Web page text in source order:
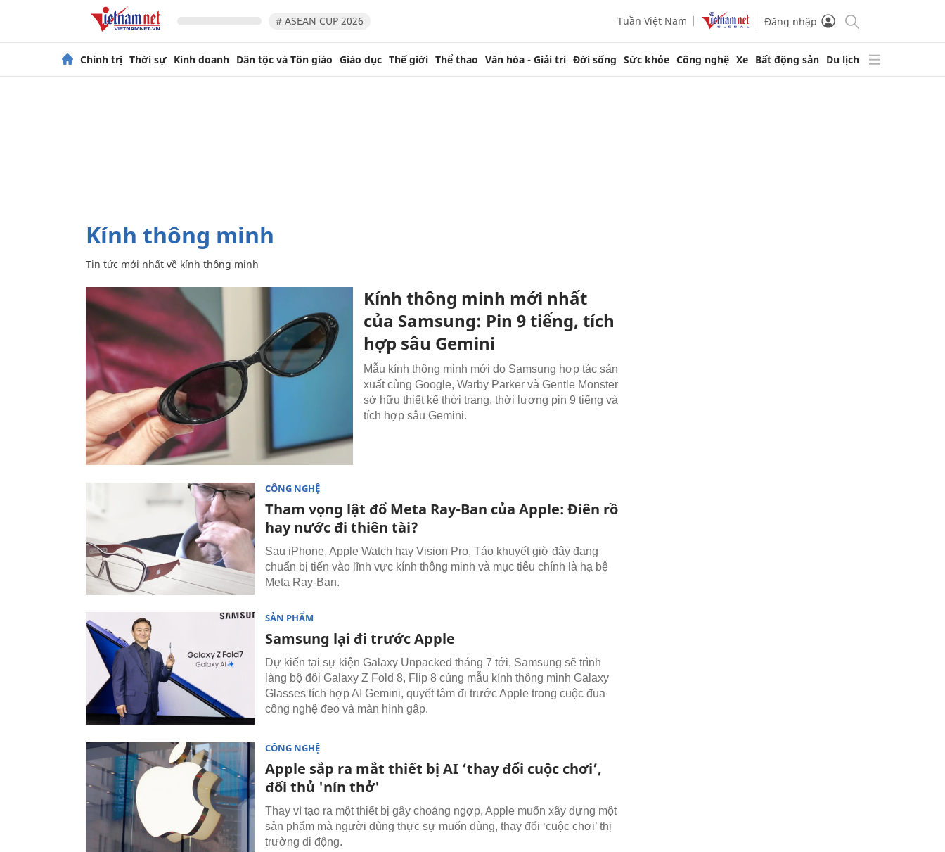
# ASEAN CUP 2026 Tuần Việt Nam Đăng nhập
Chính trị Thời sự Kinh doanh Dân tộc và Tôn giáo Giáo dục Thế giới Thể thao Văn hóa - Giải trí Đời sống Sức khỏe Công nghệ Xe Bất động sản Du lịch
kính thông minh
Tin tức mới nhất về kính thông minh
Kính thông minh mới nhất
của Samsung: Pin 9 tiếng, tích
hợp sâu Gemini
Mẫu kính thông minh mới do Samsung hợp tác sản
xuất cùng Google, Warby Parker và Gentle Monster
sở hữu thiết kế thời trang, thời lượng pin 9 tiếng và
tích hợp sâu Gemini.
CÔNG NGHỆ
Tham vọng lật đổ Meta Ray-Ban của Apple: Điên rồ
hay nước đi thiên tài?
Sau iPhone, Apple Watch hay Vision Pro, Táo khuyết giờ đây đang
chuẩn bị tiến vào lĩnh vực kính thông minh và mục tiêu chính là hạ bệ
Meta Ray-Ban.
SẢN PHẨM
Samsung lại đi trước Apple
Dự kiến tại sự kiện Galaxy Unpacked tháng 7 tới, Samsung sẽ trình
làng bộ đôi Galaxy Z Fold 8, Flip 8 cùng mẫu kính thông minh Galaxy
Glasses tích hợp AI Gemini, quyết tâm đi trước Apple trong cuộc đua
công nghệ đeo và màn hình gập.
CÔNG NGHỆ
Apple sắp ra mắt thiết bị AI ‘thay đổi cuộc chơi’,
đối thủ 'nín thở'
Thay vì tạo ra một thiết bị gây choáng ngợp, Apple muốn xây dựng một
sản phẩm mà người dùng thực sự muốn dùng, thay đổi ‘cuộc chơi’ thị
trường di động.